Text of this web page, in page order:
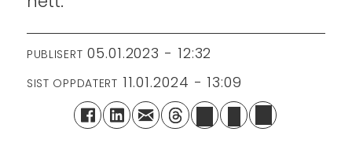
PUBLISERT 05.01.2023 - 12:32
SIST OPPDATERT 11.01.2024 - 13:09